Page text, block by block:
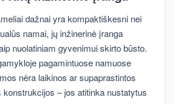
dažnai yra kompaktiškesni nei
namai, jų inžinerinė įranga
nuolatiniam gyvenimui skirto būsto.
pagamintuose namuose
nėra laikinos ar supaprastintos
konstrukcijos – jos atitinka nustatytus